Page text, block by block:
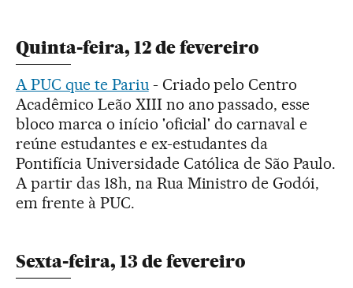
Quinta-feira, 12 de fevereiro
A PUC que te Pariu- Criado pelo Centro
Acadêmico Leão XIII no ano passado, esse
bloco marca o início 'oficial' do carnaval e
reúne estudantes e ex-estudantes da
Pontifícia Universidade Católica de São Paulo.
A partir das 18h, na Rua Ministro de Godói,
em frente à PUC.
Sexta-feira, 13 de fevereiro